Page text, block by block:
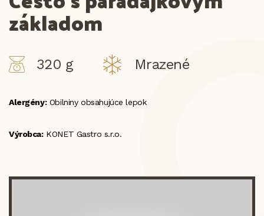
základom
320 g Mrazené
Alergény:Obilniny obsahujúce lepok
Výrobca:KONET Gastro s.r.o.